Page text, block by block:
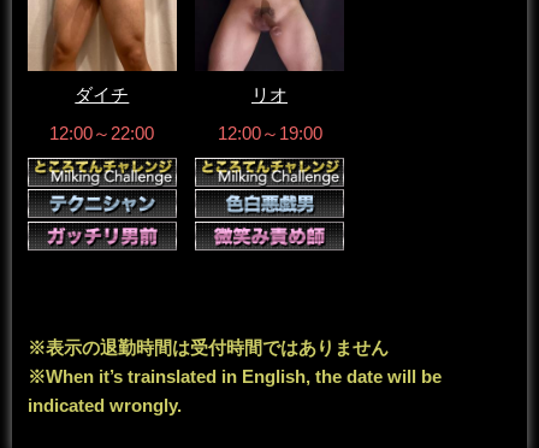
ダイチ
12:00～22:00
リオ
12:00～19:00
※表示の退勤時間は受付時間ではありません
※When it’s trainslated in English, the date will be
indicated wrongly.